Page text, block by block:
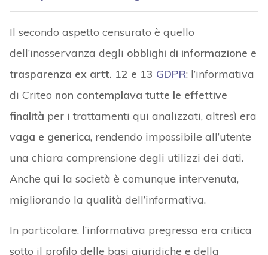
Il secondo aspetto censurato è quello
dell’inosservanza degli obblighi di informazione e
trasparenza ex artt. 12 e 13 GDPR: l’informativa
di Criteo non contemplava tutte le effettive
finalità per i trattamenti qui analizzati, altresì era
vaga e generica, rendendo impossibile all’utente
una chiara comprensione degli utilizzi dei dati.
Anche qui la società è comunque intervenuta,
migliorando la qualità dell’informativa.
In particolare, l’informativa pregressa era critica
sotto il profilo delle basi giuridiche e della